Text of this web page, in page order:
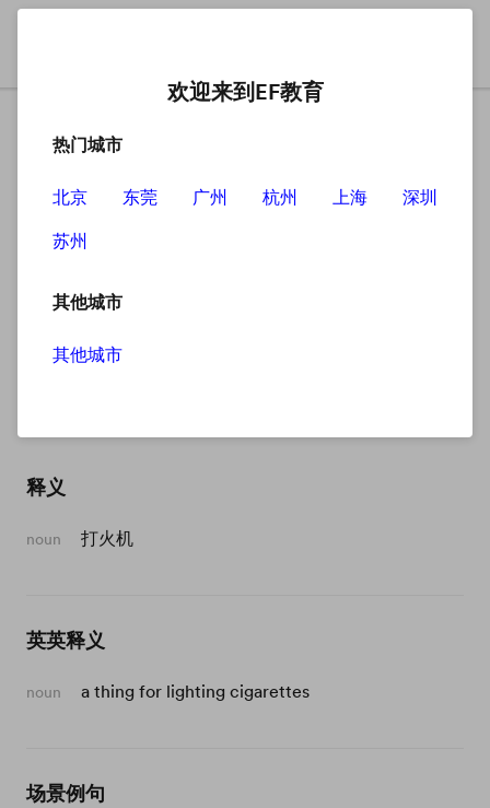
lighter
释义
noun 打火机
英英释义
noun a thing for lighting cigarettes
场景例句
欢迎来到EF教育
热门城市
北京 东莞 广州 杭州 上海
深圳
苏州
其他城市
其他城市